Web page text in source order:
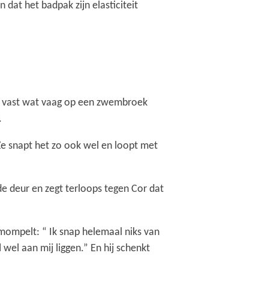
dat het badpak zijn elasticiteit
wat vaag op een zwembroek
snapt het zo ook wel en loopt met
deur en zegt terloops tegen Cor dat
“ Ik snap helemaal niks van
aan mij liggen.” En hij schenkt